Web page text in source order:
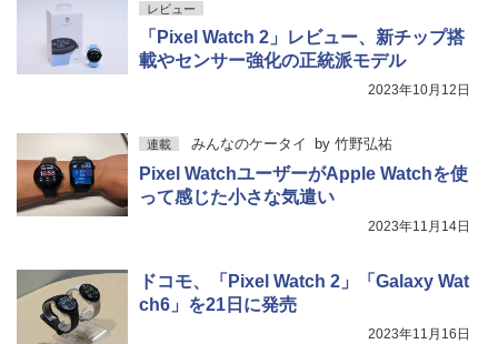
レビュー
「Pixel Watch 2」レビュー、新チップ搭
載やセンサー強化の正統派モデル
2023年10月12日
連載 みんなのケータイ by 竹野弘祐
Pixel WatchユーザーがApple Watchを使
って感じた小さな気遣い
2023年11月14日
ドコモ、「Pixel Watch 2」「Galaxy Wat
ch6」を21日に発売
2023年11月16日